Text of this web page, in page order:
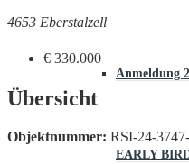
Anmeldung
EARLY
4653 Eberstalzell
€ 330.000
Übersicht
Objektnummer: RSI-24-